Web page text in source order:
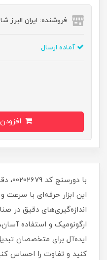
فروشنده: ایران البرز
آماده ارسال
با
این ابزار حرفه‌ای با سرعت
اندازه‌گیری‌های دقیق در
ارگونومیک و استفاده
ایده‌آل برای متخصصان
کنید و تفاوت را احساس